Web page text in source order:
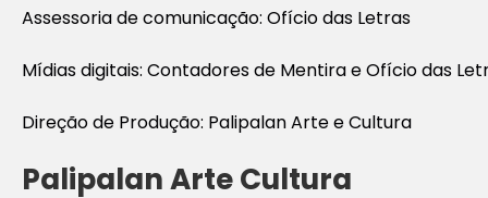
Assessoria de comunicação: Ofício das Letras
Mídias digitais: Contadores de Mentira e Ofício das
Direção de Produção: Palipalan Arte e Cultura
Palipalan Arte Cultura